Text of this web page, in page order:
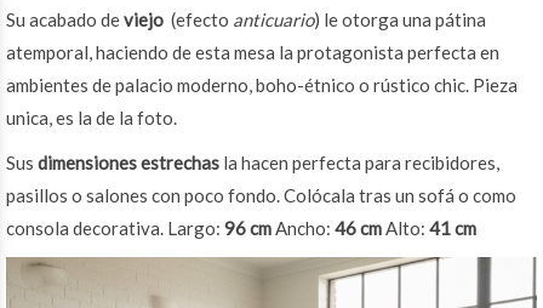
Su acabado deviejo (efecto anticuario) le otorga una pátina
atemporal, haciendo de esta mesa la protagonista perfecta en
ambientes de palacio moderno, boho-étnico o rústico chic. Pieza
unica, es la de la foto.
Sus dimensiones estrechas la hacen perfecta para recibidores,
pasillos o salones con poco fondo. Colócala tras un sofá o como
consola decorativa. Largo: 96 cmAncho: 46 cmAlto: 41 cm